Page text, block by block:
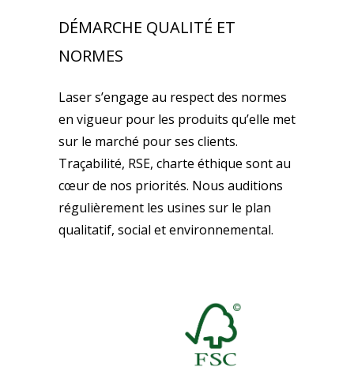
DÉMARCHE QUALITÉ ET
NORMES
Laser s’engage au respect des normes
en vigueur pour les produits qu’elle met
sur le marché pour ses clients.
Traçabilité, RSE, charte éthique sont au
cœur de nos priorités. Nous auditions
régulièrement les usines sur le plan
qualitatif, social et environnemental.